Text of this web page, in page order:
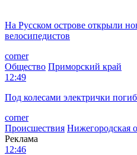
На Русском острове открыли
велосипедистов
corner
Общество Приморский край
12:49
Под колесами электрички
corner
Происшествия Нижегородская
Реклама
12:46